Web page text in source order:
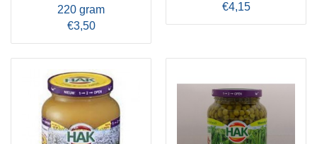
220 gram
€3,50
€4,15